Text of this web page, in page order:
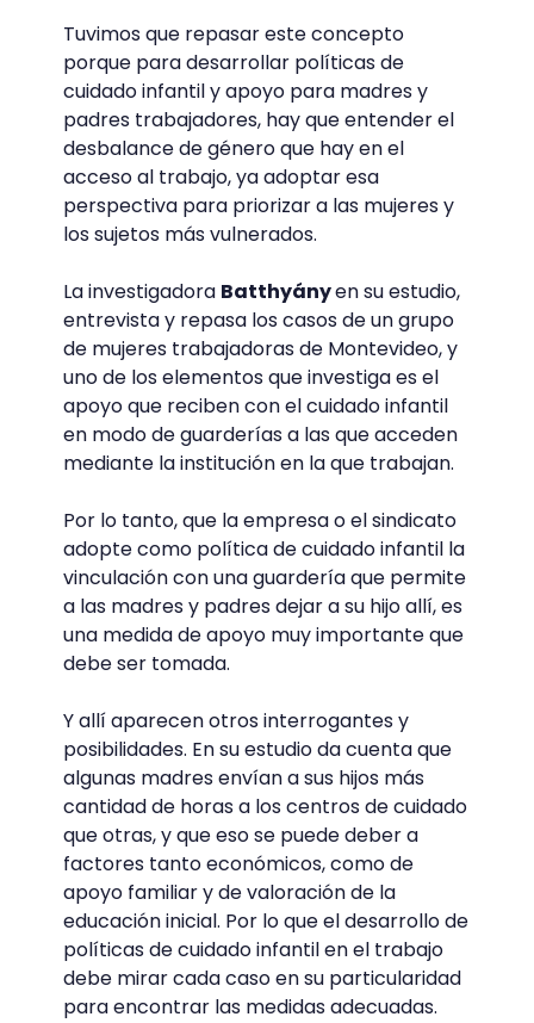
Tuvimos que repasar este concepto
porque para desarrollar políticas de
cuidado infantil y apoyo para madres y
padres trabajadores, hay que entender el
desbalance de género que hay en el
acceso al trabajo, ya adoptar esa
perspectiva para priorizar a las mujeres y
los sujetos más vulnerados.
La investigadora Batthyányen su estudio,
entrevista y repasa los casos de un grupo
de mujeres trabajadoras de Montevideo, y
uno de los elementos que investiga es el
apoyo que reciben con el cuidado infantil
en modo de guarderías a las que acceden
mediante la institución en la que trabajan.
Por lo tanto, que la empresa o el sindicato
adopte como política de cuidado infantil la
vinculación con una guardería que permite
a las madres y padres dejar a su hijo allí, es
una medida de apoyo muy importante que
debe ser tomada.
Y allí aparecen otros interrogantes y
posibilidades. En su estudio da cuenta que
algunas madres envían a sus hijos más
cantidad de horas a los centros de cuidado
que otras, y que eso se puede deber a
factores tanto económicos, como de
apoyo familiar y de valoración de la
educación inicial. Por lo que el desarrollo de
políticas de cuidado infantil en el trabajo
debe mirar cada caso en su particularidad
para encontrar las medidas adecuadas.